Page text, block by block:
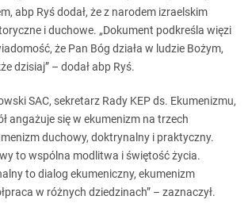
abp Ryś dodał, że z narodem izraelskim
i duchowe. „Dokument podkreśla więzi
że Pan Bóg działa w ludzie Bożym,
dzisiaj” – dodał abp Ryś.
SAC, sekretarz Rady KEP ds. Ekumenizmu,
angażuje się w ekumenizm na trzech
duchowy, doktrynalny i praktyczny.
to wspólna modlitwa i świętość życia.
to dialog ekumeniczny, ekumenizm
w różnych dziedzinach” – zaznaczył.